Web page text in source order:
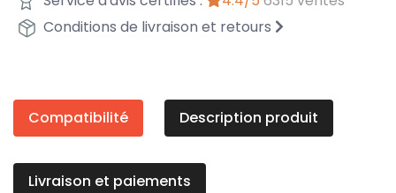
Conditions de livraison et retours
Compatibilité Description produit
Livraison et paiements